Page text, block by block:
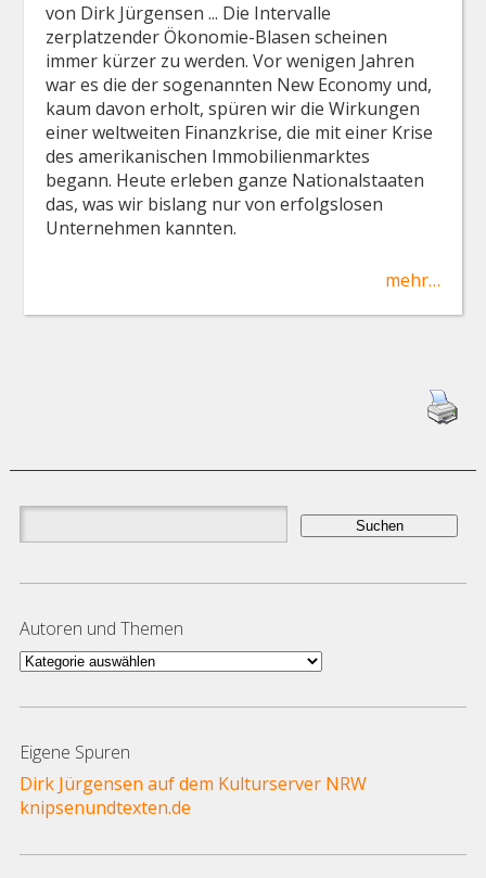
von Dirk Jürgensen ... Die Intervalle
zerplatzender Ökonomie-Blasen scheinen
immer kürzer zu werden. Vor wenigen Jahren
war es die der sogenannten New Economy und,
kaum davon erholt, spüren wir die Wirkungen
einer weltweiten Finanzkrise, die mit einer Krise
des amerikanischen Immobilienmarktes
begann. Heute erleben ganze Nationalstaaten
das, was wir bislang nur von erfolgslosen
Unternehmen kannten.
mehr…
Suchen
nach:
Autoren und Themen
Autoren
Themen
Eigene Spuren
Dirk Jürgensen auf dem Kulturserver NRW
knipsenundtexten.de